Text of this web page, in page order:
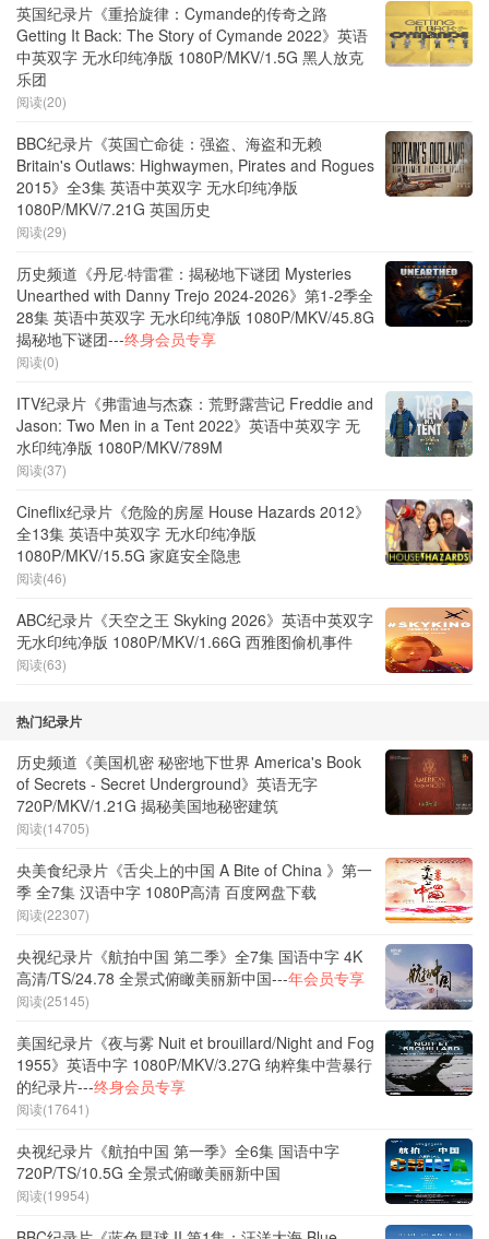
英国纪录片《重拾旋律：Cymande的传奇之路
Getting It Back: The Story of Cymande 2022》英语
中英双字 无水印纯净版 1080P/MKV/1.5G 黑人放克
乐团
阅读(20)
BBC纪录片《英国亡命徒：强盗、海盗和无赖
Britain's Outlaws: Highwaymen, Pirates and Rogues
2015》全3集 英语中英双字 无水印纯净版
1080P/MKV/7.21G 英国历史
阅读(29)
历史频道《丹尼·特雷霍：揭秘地下谜团 Mysteries
Unearthed with Danny Trejo 2024-2026》第1-2季全
28集 英语中英双字 无水印纯净版 1080P/MKV/45.8G
揭秘地下谜团---终身会员专享
阅读(0)
ITV纪录片《弗雷迪与杰森：荒野露营记 Freddie and
Jason: Two Men in a Tent 2022》英语中英双字 无
水印纯净版 1080P/MKV/789M
阅读(37)
Cineflix纪录片《危险的房屋 House Hazards 2012》
全13集 英语中英双字 无水印纯净版
1080P/MKV/15.5G 家庭安全隐患
阅读(46)
ABC纪录片《天空之王 Skyking 2026》英语中英双字
无水印纯净版 1080P/MKV/1.66G 西雅图偷机事件
阅读(63)
热门纪录片
历史频道《美国机密 秘密地下世界 America's Book
of Secrets - Secret Underground》英语无字
720P/MKV/1.21G 揭秘美国地秘密建筑
阅读(14705)
央美食纪录片《舌尖上的中国 A Bite of China 》第一
季 全7集 汉语中字 1080P高清 百度网盘下载
阅读(22307)
央视纪录片《航拍中国 第二季》全7集 国语中字 4K
高清/TS/24.78 全景式俯瞰美丽新中国---年会员专享
阅读(25145)
美国纪录片《夜与雾 Nuit et brouillard/Night and Fog
1955》英语中字 1080P/MKV/3.27G 纳粹集中营暴行
的纪录片---终身会员专享
阅读(17641)
央视纪录片《航拍中国 第一季》全6集 国语中字
720P/TS/10.5G 全景式俯瞰美丽新中国
阅读(19954)